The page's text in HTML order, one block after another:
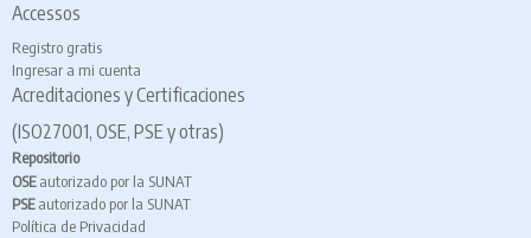
Accessos
Registro gratis
Ingresar a mi cuenta
Acreditaciones y Certificaciones
(ISO27001, OSE, PSE y otras)
Repositorio
OSEautorizado por la SUNAT
PSEautorizado por la SUNAT
Política de Privacidad